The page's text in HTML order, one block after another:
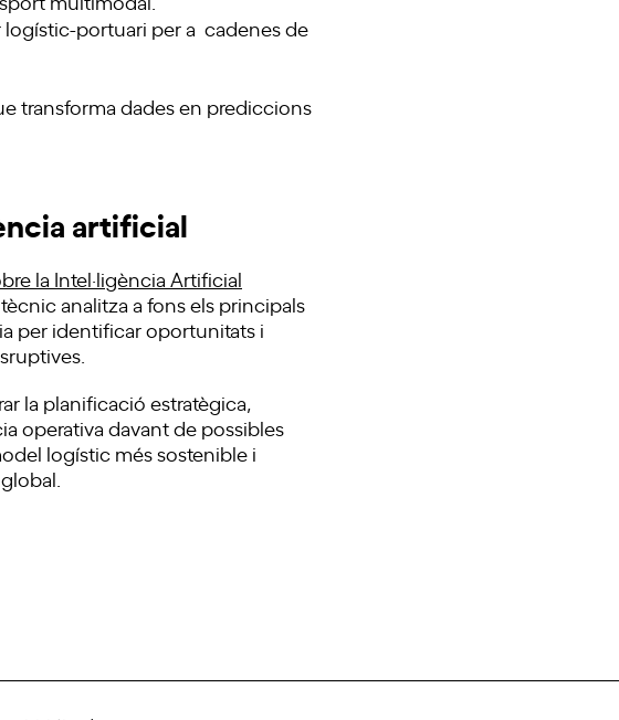
portuari per a cadenes de
transforma dades en prediccions
artificial
la Intel·ligència Artificial
analitza a fons els principals
per identificar oportunitats i
la planificació estratègica,
operativa davant de possibles
logístic més sostenible i